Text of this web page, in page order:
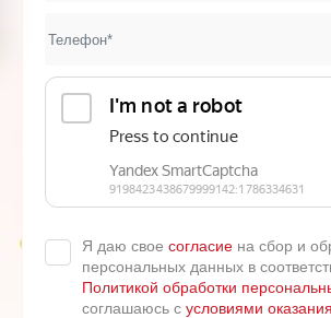
Я даю свое согласие на сбор и
персональных данных в
Политикой обработки
соглашаюсь с условиями